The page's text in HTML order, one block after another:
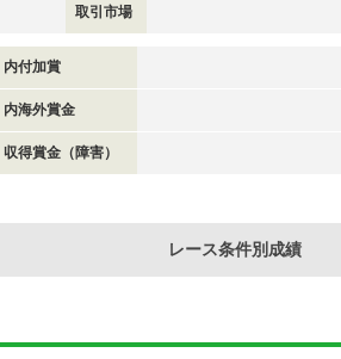
取引市場
内付加賞
内海外賞金
収得賞金（障害）
レース条件別成績